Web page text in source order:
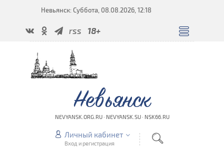
Невьянск: Суббота, 08.08.2026, 12:18
rss 18+
Невьянск
NEVYANSK.ORG.RU · NEVYANSK.SU · NSK66.RU
Личный кабинет
Вход и регистрация